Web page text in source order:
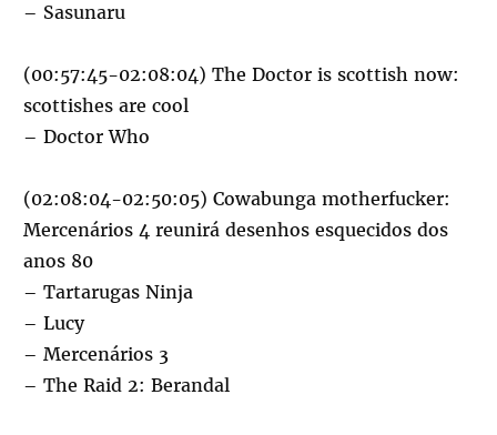
– Sasunaru
(00:57:45-02:08:04) The Doctor is scottish now:
scottishes are cool
– Doctor Who
(02:08:04-02:50:05) Cowabunga motherfucker:
Mercenários 4 reunirá desenhos esquecidos dos
anos 80
– Tartarugas Ninja
– Lucy
– Mercenários 3
– The Raid 2: Berandal